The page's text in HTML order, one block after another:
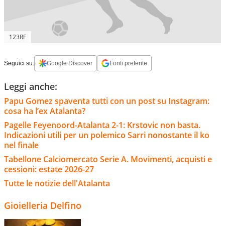
123RF
Seguici su: Google Discover Fonti preferite
Leggi anche:
Papu Gomez spaventa tutti con un post su Instagram:
cosa ha l’ex Atalanta?
Pagelle Feyenoord-Atalanta 2-1: Krstovic non basta.
Indicazioni utili per un polemico Sarri nonostante il ko
nel finale
Tabellone Calciomercato Serie A. Movimenti, acquisti e
cessioni: estate 2026-27
Tutte le notizie dell'Atalanta
Gioielleria Delfino